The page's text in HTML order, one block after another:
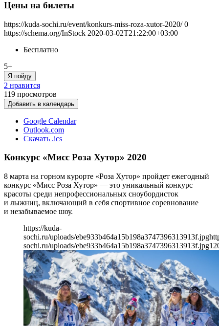
Цены на билеты
https://kuda-sochi.ru/event/konkurs-miss-roza-xutor-2020/ 0
https://schema.org/InStock 2020-03-02T21:22:00+03:00
Бесплатно
5+
Я пойду
2 нравится
119 просмотров
Добавить в календарь
Google Calendar
Outlook.com
Скачать .ics
Конкурс «Мисс Роза Хутор» 2020
8 марта на горном курорте «Роза Хутор» пройдет ежегодный
конкурс «Мисс Роза Хутор» — это уникальный конкурс
красоты среди непрофессиональных сноубордисток
и лыжниц, включающий в себя спортивное соревнование
и незабываемое шоу.
https://kuda-
sochi.ru/uploads/ebe933b464a15b198a3747396313913f.jpg
sochi.ru/uploads/ebe933b464a15b198a3747396313913f.jpg